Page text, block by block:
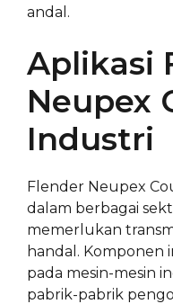
andal.
Aplikasi
Neupex
Industri
Flender Neupex
dalam berbagai
memerlukan
handal. Komponen
pada mesin-mesin
pabrik-pabrik